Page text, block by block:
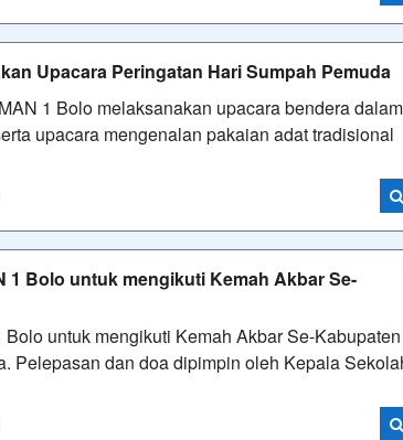
Upacara Peringatan Hari Sumpah Pemuda
1 Bolo melaksanakan upacara bendera dalam
upacara mengenalan pakaian adat tradisional
1 Bolo untuk mengikuti Kemah Akbar Se-
untuk mengikuti Kemah Akbar Se-Kabupaten
Pelepasan dan doa dipimpin oleh Kepala